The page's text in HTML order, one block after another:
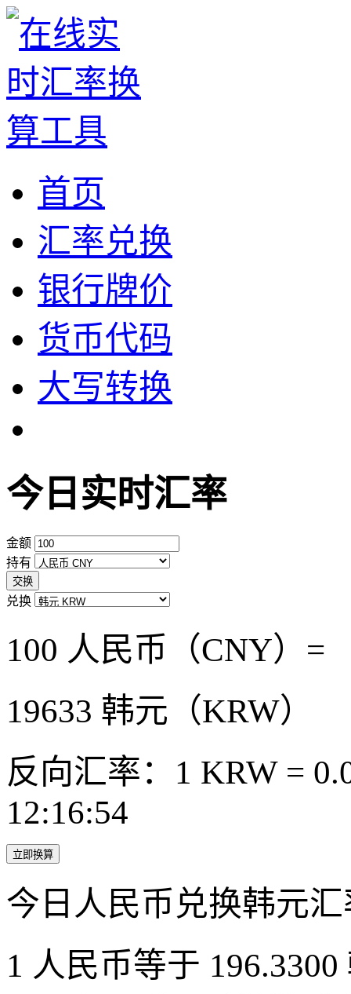
首页
汇率兑换
银行牌价
货币代码
大写转换
今日实时汇率
金额
持有
交换
兑换
100 人民币（CNY）=
19633 韩元（KRW）
反向汇率：1 KRW =
12:16:54
立即换算
今日人民币兑换韩元
1 人民币等于